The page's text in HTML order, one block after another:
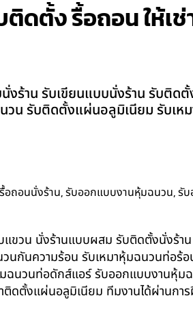
ดตั้ง รื้อถอน ให้เช่
ร้าน รับเขียนแบบนั่งร้าน รับติดตั้
วน รับติดตั้งแผ่นอลูมิเนียม รับเห
อถอนนั่งร้าน,รับออกแบบงานหุ้มฉนวน,รั
แขวน นั่งร้านแบบผสม รับติดตั้งนั่งร้า
กันความร้อน รับเหมาหุ้มฉนวนท่อร้
ฉนวนท่อดักส์แอร์ รับออกแบบงานหุ้ม
ดตั้งแผ่นอลูมิเนียม ทีมงานได้ผ่านกา